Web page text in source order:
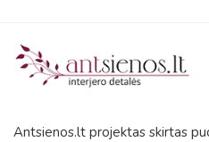
Antsienos.lt projektas skirtas